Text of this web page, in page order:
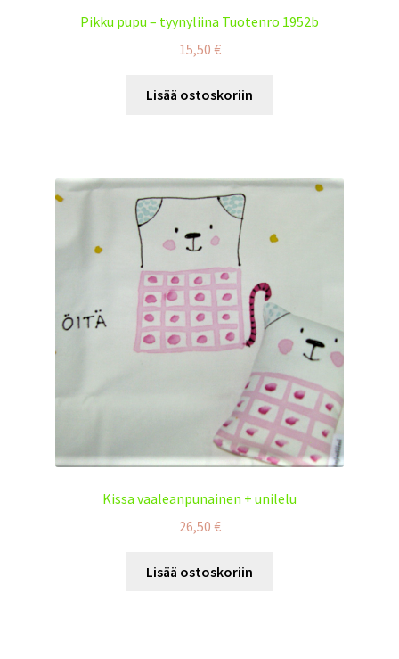
Pikku pupu – tyynyliina Tuotenro 1952b
15,50 €
Lisää ostoskoriin
Kissa vaaleanpunainen + unilelu
26,50 €
Lisää ostoskoriin